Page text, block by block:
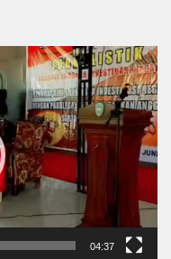
04:37